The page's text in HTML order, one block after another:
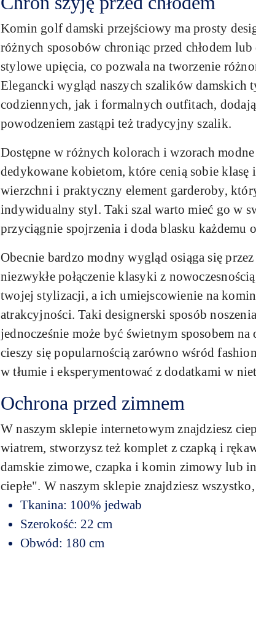
Komin golf damski przejściowy ma prosty
różnych sposobów chroniąc przed chłodem
stylowe upięcia, co pozwala na tworzenie
Elegancki wygląd naszych szalików damskich
codziennych, jak i formalnych outfitach,
powodzeniem zastąpi też tradycyjny szalik.
Dostępne w różnych kolorach i wzorach
dedykowane kobietom, które cenią sobie
wierzchni i praktyczny element garderoby,
indywidualny styl. Taki szal warto mieć go w
przyciągnie spojrzenia i doda blasku każdemu
Obecnie bardzo modny wygląd osiąga się
niezwykłe połączenie klasyki z
twojej stylizacji, a ich umiejscowienie na
atrakcyjności. Taki designerski sposób
jednocześnie może być świetnym sposobem
cieszy się popularnością zarówno wśród
w tłumie i eksperymentować z dodatkami w
Ochrona przed zimnem
W naszym sklepie internetowym znajdziesz
wiatrem, stworzysz też komplet z czapką i
damskie zimowe, czapka i komin zimowy lub
ciepłe". W naszym sklepie znajdziesz
Tkanina: 100% jedwab
Szerokość: 22 cm
Obwód: 180 cm